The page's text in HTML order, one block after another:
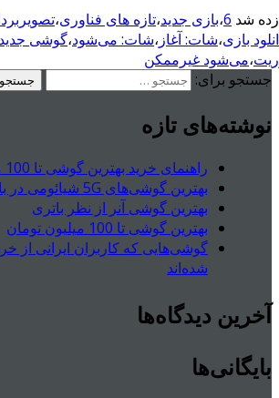
شد 6،بازی جدید،تازه های فناوری،
بازی،شات: آغاز ،شات: می‌شود،گوشی جدید
،می‌شود غیرممکن
جستجو برای:
نوشته‌های تازه
راهنمای خرید بهترین گوشی تا 100 میلیون تومان
بهترین گوشی‌های 5G شیائومی در بازار ایران
بهترین گوشی آنر از نظر باتری
بهترین گوشی تا 100 میلیون تومان
گوشی‌هایی که کاربران ایرانی از
شده‌اند
آخرین دیدگاه‌ها
بایگانی‌ها